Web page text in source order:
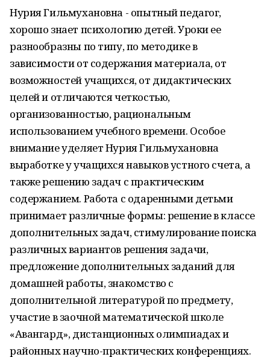
Нурия Гильмухановна - опытный педагог,
хорошо знает психологию детей. Уроки ее
разнообразны по типу, по методике в
зависимости от содержания материала, от
возможностей учащихся, от дидактических
целей и отличаются четкостью,
организованностью, рациональным
использованием учебного времени. Особое
внимание уделяет Нурия Гильмухановна
выработке у учащихся навыков устного счета, а
также решению задач с практическим
содержанием. Работа с одаренными детьми
принимает различные формы: решение в классе
дополнительных задач, стимулирование поиска
различных вариантов решения задачи,
предложение дополнительных заданий для
домашней работы, знакомство с
дополнительной литературой по предмету,
участие в заочной математической школе
«Авангард», дистанционных олимпиадах и
районных научно-практических конференциях.